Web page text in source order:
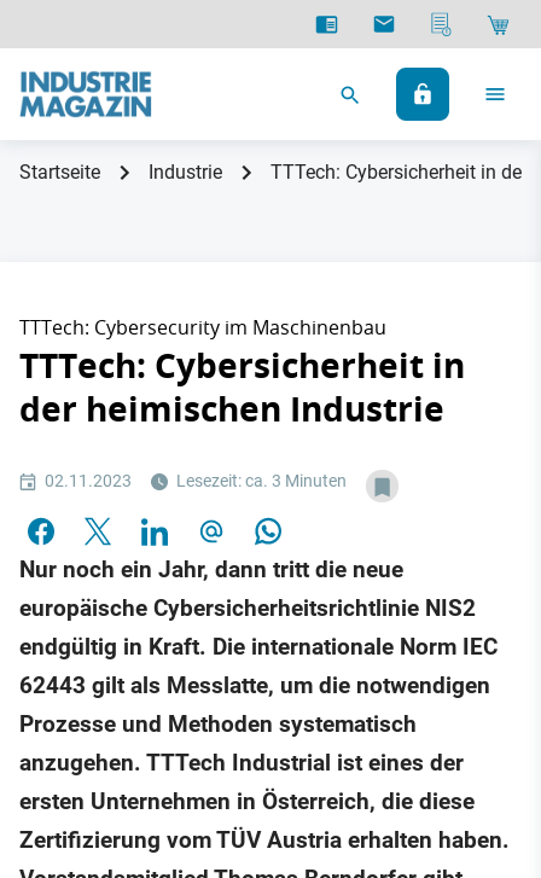
Startseite Industrie TTTech: Cybersicherheit in der
TTTech: Cybersecurity im Maschinenbau
TTTech: Cybersicherheit in
der heimischen Industrie
02.11.2023 Lesezeit: ca. 3 Minuten
Nur noch ein Jahr, dann tritt die neue
europäische Cybersicherheitsrichtlinie NIS2
endgültig in Kraft. Die internationale Norm IEC
62443 gilt als Messlatte, um die notwendigen
Prozesse und Methoden systematisch
anzugehen. TTTech Industrial ist eines der
ersten Unternehmen in Österreich, die diese
Zertifizierung vom TÜV Austria erhalten haben.